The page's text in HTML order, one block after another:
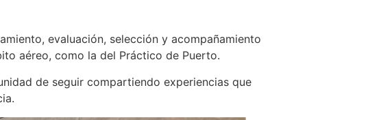
evaluación, selección y acompañamiento
aéreo, como la del Práctico de Puerto.
de seguir compartiendo experiencias que